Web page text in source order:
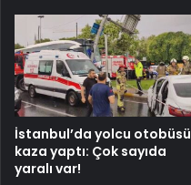
İstanbul’da yolcu otobüsü
kaza yaptı: Çok sayıda
yaralı var!